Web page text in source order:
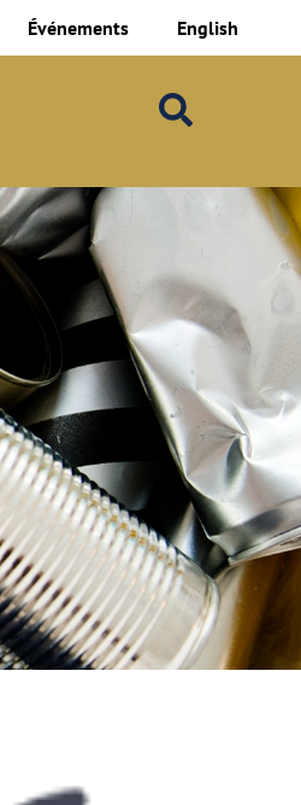
Événements English